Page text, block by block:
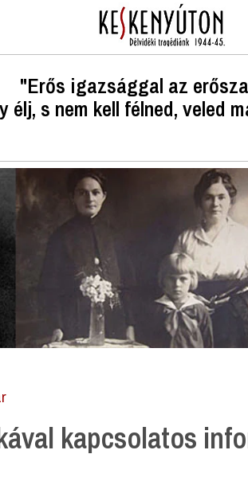
"Erős igazsággal az
élj, s nem kell félned, veled
kapcsolatos